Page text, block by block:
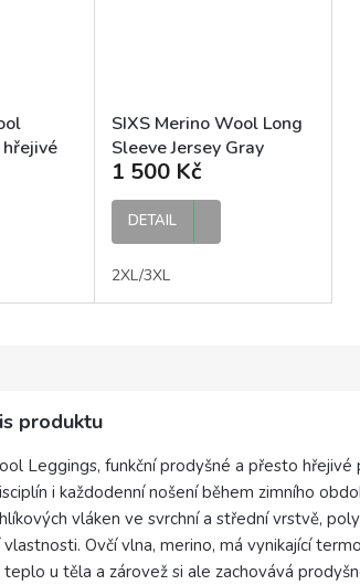
SIXS Merino Wool Long
Sleeve Jersey Gray
hřejivé tričko z merino
vlny
1 500 Kč
DETAIL
2XL/3XL
produktu
Leggings, funkční prodyšné a přesto
i každodenní nošení během zimního
vláken ve svrchní a střední vrstvě,
Ovčí vlna, merino, má vynikající
u těla a zárovež si ale zachovává